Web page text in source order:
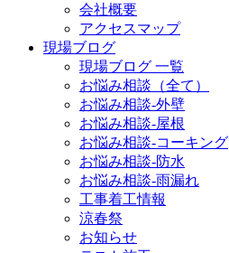
会社概要
アクセスマップ
現場ブログ
現場ブログ 一覧
お悩み相談（全て）
お悩み相談-外壁
お悩み相談-屋根
お悩み相談-コーキング
お悩み相談-防水
お悩み相談-雨漏れ
工事着工情報
涼春祭
お知らせ